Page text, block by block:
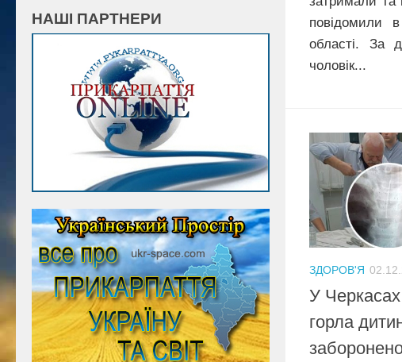
повідомили в
області. За
чоловік...
ЗДОРОВ'Я
У Черкасах
горла
НАШІ ПАРТНЕРИ